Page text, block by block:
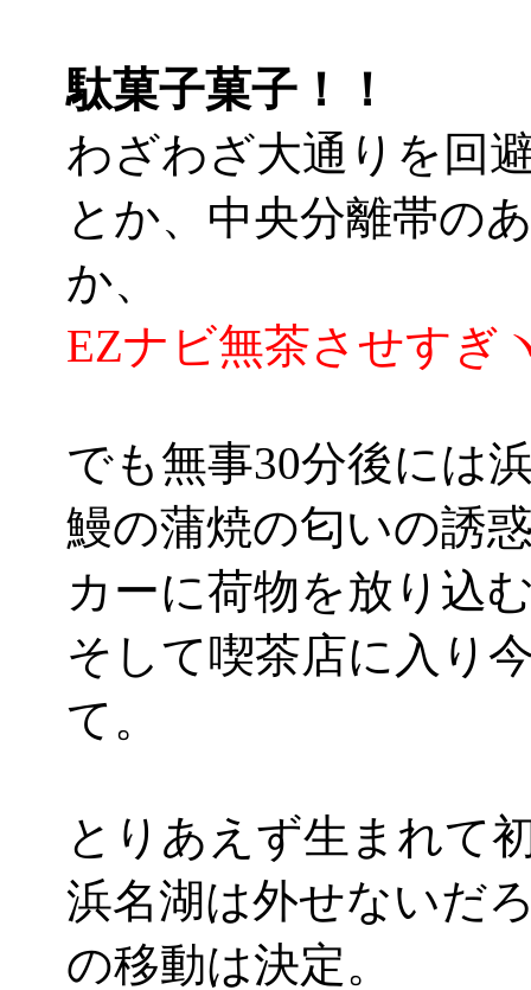
駄菓子菓子！！
わざわざ大通りを回
とか、中央分離帯の
か、
EZナビ無茶させすぎ
でも無事30分後には
鰻の蒲焼の匂いの誘
カーに荷物を放り込
そして喫茶店に入り
て。
とりあえず生まれて
浜名湖は外せないだ
の移動は決定。